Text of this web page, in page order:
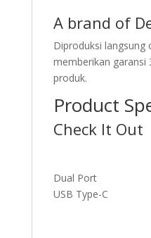
A brand of
Diproduksi langsung
memberikan garansi
produk.
Product
Check It Out
Dual Port
USB Type-C